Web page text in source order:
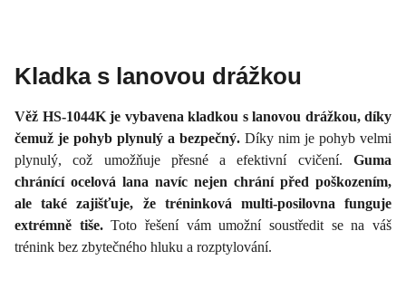
Kladka s lanovou drážkou
Věž HS-1044K je vybavena kladkou s lanovou drážkou, díky
čemuž je pohyb plynulý a bezpečný. Díky nim je pohyb velmi
plynulý, což umožňuje přesné a efektivní cvičení. Guma
chránící ocelová lana navíc nejen chrání před poškozením,
ale také zajišťuje, že tréninková multi-posilovna funguje
extrémně tiše.Toto řešení vám umožní soustředit se na váš
trénink bez zbytečného hluku a rozptylování.